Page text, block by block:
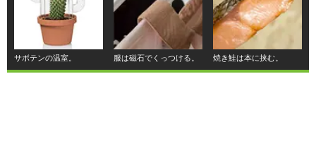
サボテンの温室。 服は磁石でくっつける。 焼き鮭は本に挟む。